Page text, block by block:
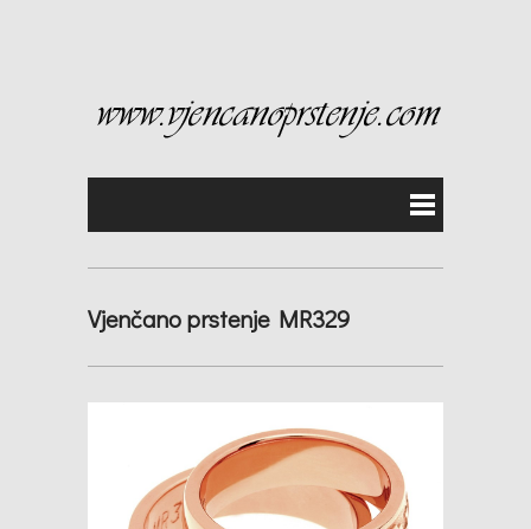
Vjenčano prstenje MR329